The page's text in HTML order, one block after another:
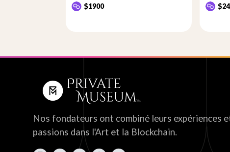
$1900
Nos fondateurs ont combiné leurs expériences
passions dans l'Art et la Blockchain.